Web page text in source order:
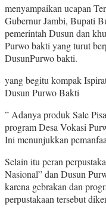
menyampaikan ucapan
Gubernur Jambi, Bupati
pemerintah Dusun dan
Purwo bakti yang turut
DusunPurwo bakti.
yang begitu kompak
Dusun Purwo Bakti
” Adanya produk Sale
program Desa Vokasi
Ini menunjukkan
Selain itu peran
Nasional” dan Dusun
karena gebrakan dan
perpustakaan tersebut